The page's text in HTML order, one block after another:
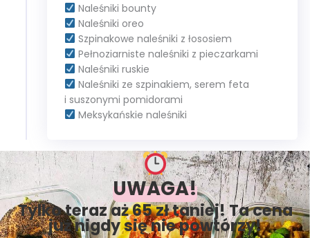
Naleśniki bounty
Naleśniki oreo
Szpinakowe naleśniki z łososiem
Pełnoziarniste naleśniki z pieczarkami
Naleśniki ruskie
Naleśniki ze szpinakiem, serem feta
i suszonymi pomidorami
Meksykańskie naleśniki
UWAGA!
Tylko teraz aż 65 zł taniej! Ta cena
już nigdy się nie powtórzy!